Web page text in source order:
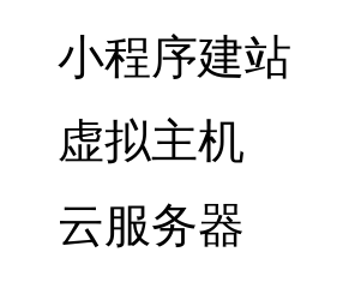
小程序建站
虚拟主机
云服务器